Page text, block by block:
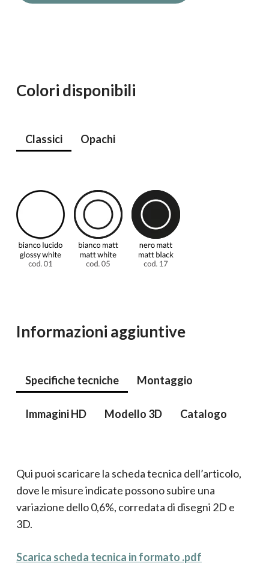
Colori disponibili
Classici Opachi
Informazioni aggiuntive
Specifiche tecniche Montaggio
Immagini HD Modello 3D Catalogo
Qui puoi scaricare la scheda tecnica dell’articolo,
dove le misure indicate possono subire una
variazione dello 0,6%, corredata di disegni 2D e
3D.
Scarica scheda tecnica in formato .pdf